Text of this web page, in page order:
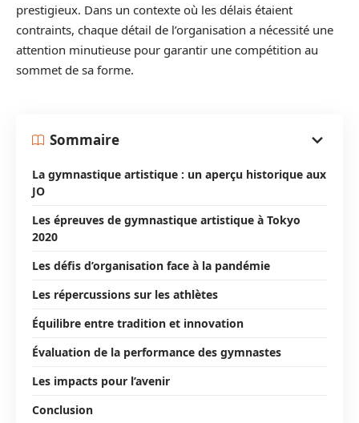
prestigieux. Dans un contexte où les délais étaient
contraints, chaque détail de l’organisation a nécessité une
attention minutieuse pour garantir une compétition au
sommet de sa forme.
Sommaire
La gymnastique artistique : un aperçu historique aux
JO
Les épreuves de gymnastique artistique à Tokyo
2020
Les défis d’organisation face à la pandémie
Les répercussions sur les athlètes
Équilibre entre tradition et innovation
Évaluation de la performance des gymnastes
Les impacts pour l’avenir
Conclusion